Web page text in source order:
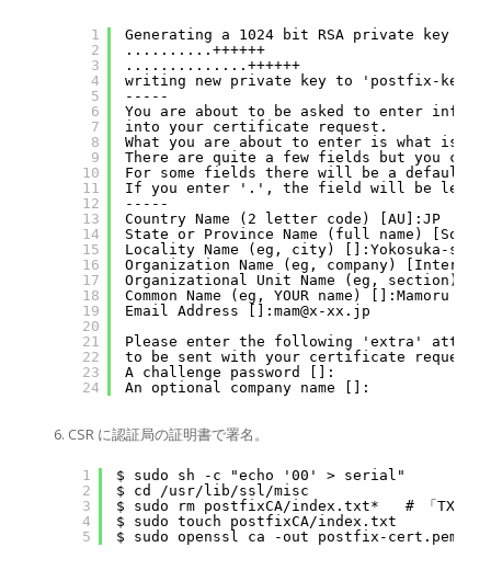
1
2
3
4
5
6
7
8
9
10
11
12
13
14
15
16
17
18
19
20
21
22
23
24
Generating a 1024 bit RSA private key
..........++++++
..............++++++
writing new private key to 'postfix-
-----
You are about to be asked to enter
into your certificate request.
What you are about to enter is what is
There are quite a few fields but you can
For some fields there will be a default
If you enter '.', the field will be left
-----
Country Name (2 letter code) [AU]:JP
State or Province Name (full name) [Some-
Locality Name (eg, city) []:Yokosuka-shi
Organization Name (eg, company)
Organizational Unit Name (eg, section)
Common Name (eg, YOUR name) []:Mamoru
Email Address []:mam@x-xx.jp
Please enter the following 'extra'
to be sent with your certificate request
A challenge password []:
An optional company name []:
CSR に認証局の証明書で署名。
1
2
3
4
5
$ sudo sh -c "echo '00' > serial"
$ cd /usr/lib/ssl/misc
$ sudo rm postfixCA/index.txt*   # 「TXT_DB
$ sudo touch postfixCA/index.txt
$ sudo openssl ca -out postfix-cert.pem -